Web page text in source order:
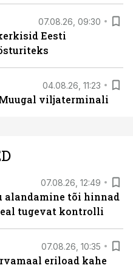
07.08.26, 09:30
Eesti
04.08.26, 11:23
viljaterminali
07.08.26, 12:49
alandamine tõi hinnad
tugevat kontrolli
07.08.26, 10:35
eriload kahe